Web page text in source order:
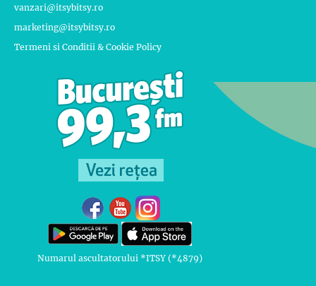
vanzari@itsybitsy.ro
marketing@itsybitsy.ro
Termeni si Conditii & Cookie Policy
Numarul ascultatorului *ITSY (*4879)